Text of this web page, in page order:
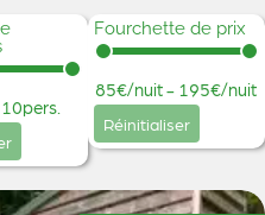
personnes
Fourchette de prix
Fourchette de prix
85€/nuit - 195€/nuit
Réinitialiser